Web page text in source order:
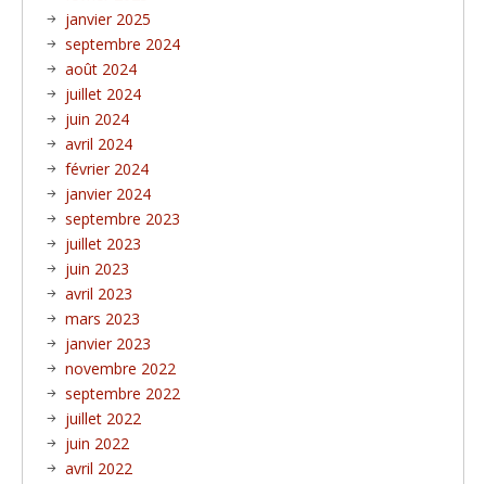
janvier 2025
septembre 2024
août 2024
juillet 2024
juin 2024
avril 2024
février 2024
janvier 2024
septembre 2023
juillet 2023
juin 2023
avril 2023
mars 2023
janvier 2023
novembre 2022
septembre 2022
juillet 2022
juin 2022
avril 2022